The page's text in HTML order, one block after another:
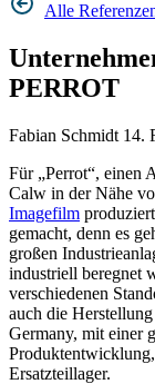
Alle
PERROT
Fabian Schmidt 14.
Für „Perrot“, einen
Calw in der Nähe
Imagefilm
gemacht, denn es
großen
industriell beregnet
verschiedenen
auch die
Germany, mit einer
Ersatzteillager.